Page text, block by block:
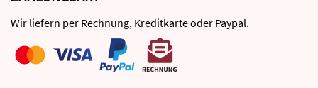
Wir liefern per Rechnung, Kreditkarte oder Paypal.